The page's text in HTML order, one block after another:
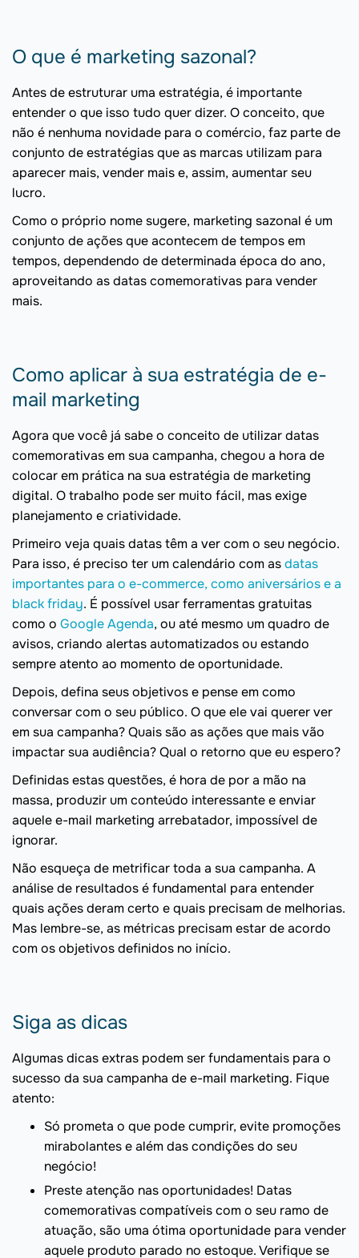
O que é marketing sazonal?
Antes de estruturar uma estratégia, é importante
entender o que isso tudo quer dizer. O conceito, que
não é nenhuma novidade para o comércio, faz parte de
conjunto de estratégias que as marcas utilizam para
aparecer mais, vender mais e, assim, aumentar seu
lucro.
Como o próprio nome sugere, marketing sazonal é um
conjunto de ações que acontecem de tempos em
tempos, dependendo de determinada época do ano,
aproveitando as datas comemorativas para vender
mais.
Como aplicar à sua estratégia de e-
mail marketing
Agora que você já sabe o conceito de utilizar datas
comemorativas em sua campanha, chegou a hora de
colocar em prática na sua estratégia de marketing
digital. O trabalho pode ser muito fácil, mas exige
planejamento e criatividade.
Primeiro veja quais datas têm a ver com o seu negócio.
Para isso, é preciso ter um calendário com asdatas
importantes para o e-commerce, como aniversários e a
black friday. É possível usar ferramentas gratuitas
como o Google Agenda, ou até mesmo um quadro de
avisos, criando alertas automatizados ou estando
sempre atento ao momento de oportunidade.
Depois, defina seus objetivos e pense em como
conversar com o seu público. O que ele vai querer ver
em sua campanha? Quais são as ações que mais vão
impactar sua audiência? Qual o retorno que eu espero?
Definidas estas questões, é hora de por a mão na
massa, produzir um conteúdo interessante e enviar
aquele e-mail marketing arrebatador, impossível de
ignorar.
Não esqueça de metrificar toda a sua campanha. A
análise de resultados é fundamental para entender
quais ações deram certo e quais precisam de melhorias.
Mas lembre-se, as métricas precisam estar de acordo
com os objetivos definidos no início.
Siga as dicas
Algumas dicas extras podem ser fundamentais para o
sucesso da sua campanha de e-mail marketing. Fique
atento:
Só prometa o que pode cumprir, evite promoções
mirabolantes e além das condições do seu
negócio!
Preste atenção nas oportunidades! Datas
comemorativas compatíveis com o seu ramo de
atuação, são uma ótima oportunidade para vender
aquele produto parado no estoque. Verifique se